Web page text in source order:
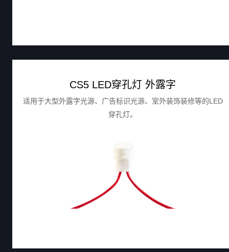
CS5 LED穿孔灯 外露字
适用于大型外露字光源、广告标识光源、室外装饰装修等的LED
穿孔灯。